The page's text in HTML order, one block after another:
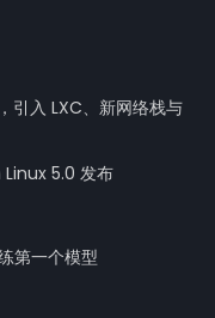
引入 LXC、新网络栈与
5.0 发布
第一个模型